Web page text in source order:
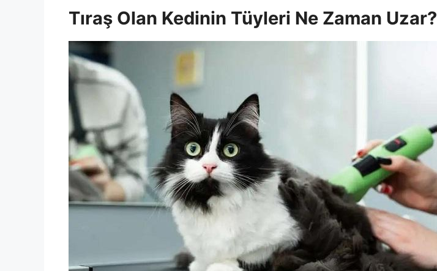
Tıraş Olan Kedinin Tüyleri Ne Zaman Uzar?